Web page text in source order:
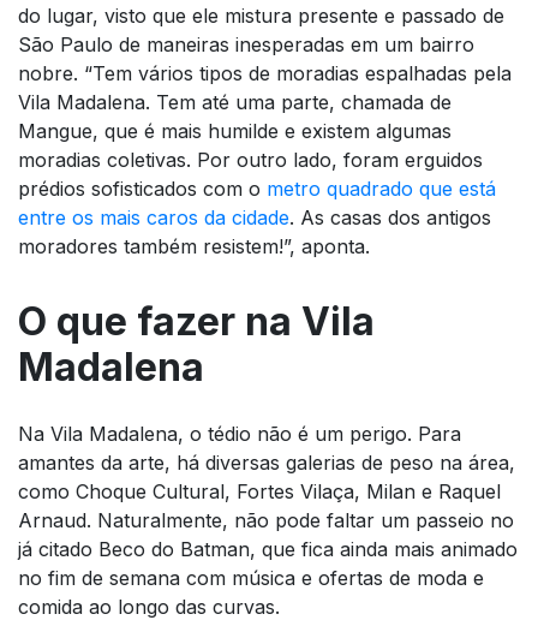
do lugar, visto que ele mistura presente e passado de
São Paulo de maneiras inesperadas em um bairro
nobre. “Tem vários tipos de moradias espalhadas pela
Vila Madalena. Tem até uma parte, chamada de
Mangue, que é mais humilde e existem algumas
moradias coletivas. Por outro lado, foram erguidos
prédios sofisticados com o metro quadrado que está
entre os mais caros da cidade. As casas dos antigos
moradores também resistem!”, aponta.
O que fazer na Vila
Madalena
Na Vila Madalena, o tédio não é um perigo. Para
amantes da arte, há diversas galerias de peso na área,
como Choque Cultural, Fortes Vilaça, Milan e Raquel
Arnaud. Naturalmente, não pode faltar um passeio no
já citado Beco do Batman, que fica ainda mais animado
no fim de semana com música e ofertas de moda e
comida ao longo das curvas.